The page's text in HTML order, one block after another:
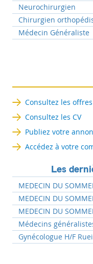
Neurochirurgien
Chirurgien
Médecin Généraliste
Consultez les offres
Consultez les CV
Publiez votre
Accédez à votre
Les
MEDECIN DU
MEDECIN DU
MEDECIN DU
Médecins
Gynécologue H/F